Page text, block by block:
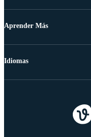
Aprender Más
Idiomas